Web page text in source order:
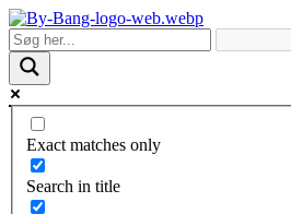
Skip
to
content
Exact matches only
Search in title